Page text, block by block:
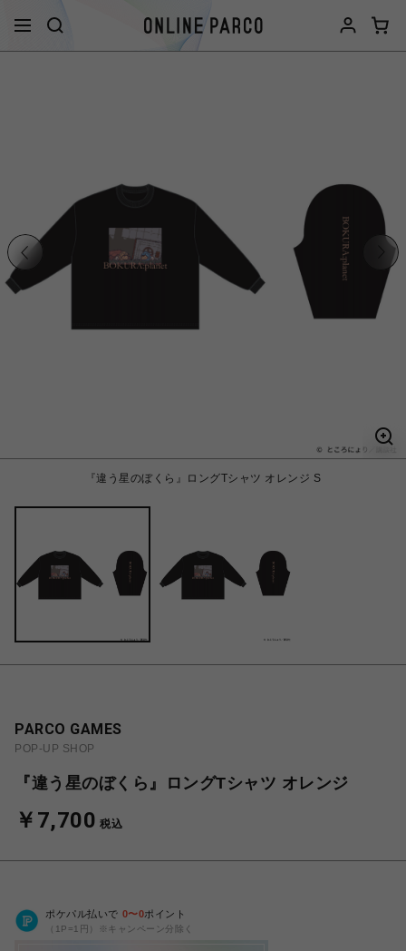
『違う星のぼくら』ロングTシャツ オレンジ S
PARCO GAMES
POP-UP SHOP
『違う星のぼくら』ロングTシャツ オレンジ
￥7,700 税込
ポケパル払いで 0〜0ポイント
（1P=1円）※キャンペーン分除く